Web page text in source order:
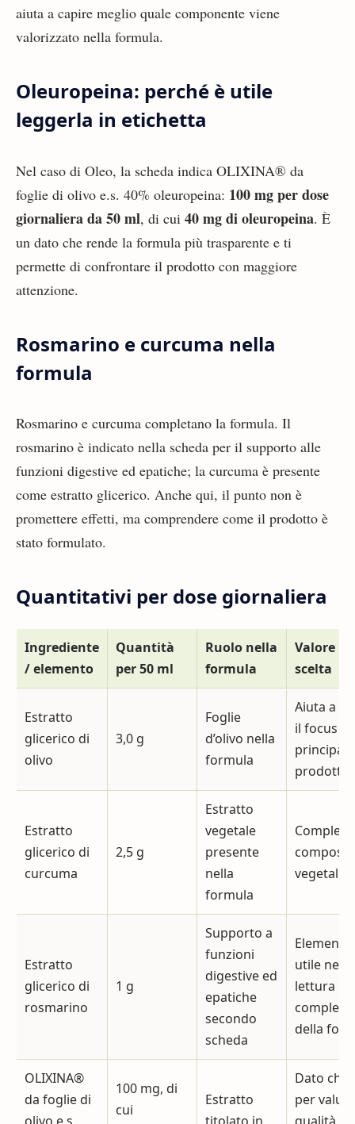
aiuta a capire meglio quale componente viene
valorizzato nella formula.
Oleuropeina: perché è utile
leggerla in etichetta
Nel caso di Oleo, la scheda indica OLIXINA® da
foglie di olivo e.s. 40% oleuropeina: 100 mg per dose
giornaliera da 50 ml, di cui 40 mg di oleuropeina. È
un dato che rende la formula più trasparente e ti
permette di confrontare il prodotto con maggiore
attenzione.
Rosmarino e curcuma nella
formula
Rosmarino e curcuma completano la formula. Il
rosmarino è indicato nella scheda per il supporto alle
funzioni digestive ed epatiche; la curcuma è presente
come estratto glicerico. Anche qui, il punto non è
promettere effetti, ma comprendere come il prodotto è
stato formulato.
Quantitativi per dose giornaliera
Ingrediente
/ elemento
Quantità
per 50 ml
Ruolo nella
formula
Valore
scelta
Estratto
glicerico di
olivo
3,0 g
Foglie
d’olivo nella
formula
Aiuta a
il focus
prodotto
Estratto
glicerico di
curcuma
2,5 g
Estratto
vegetale
presente
nella
formula
vegetale
Estratto
glicerico di
rosmarino
1 g
Supporto a
funzioni
digestive ed
epatiche
secondo
scheda
Elemento
utile nella
lettura
della
OLIXINA®
da foglie di
100 mg, di
cui
Estratto
Dato
per